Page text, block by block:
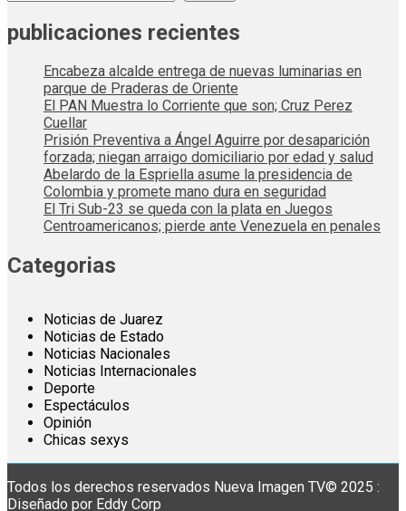
publicaciones recientes
Encabeza alcalde entrega de nuevas luminarias en
parque de Praderas de Oriente
El PAN Muestra lo Corriente que son; Cruz Perez
Cuellar
Prisión Preventiva a Ángel Aguirre por desaparición
forzada; niegan arraigo domiciliario por edad y salud
Abelardo de la Espriella asume la presidencia de
Colombia y promete mano dura en seguridad
El Tri Sub-23 se queda con la plata en Juegos
Centroamericanos; pierde ante Venezuela en penales
Categorias
Noticias de Juarez
Noticias de Estado
Noticias Nacionales
Noticias Internacionales
Deporte
Espectáculos
Opinión
Chicas sexys
Todos los derechos reservados Nueva Imagen TV© 2025 :
Diseñado por Eddy Corp